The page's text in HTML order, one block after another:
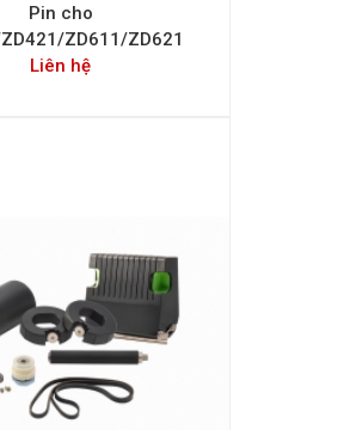
Pin cho
ZD611/ZD621
Liên hệ